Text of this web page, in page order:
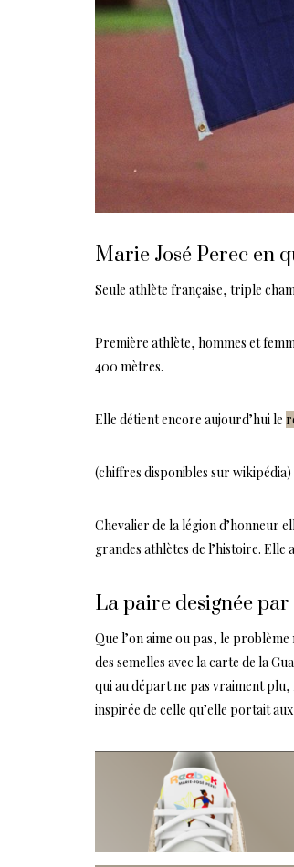
Marie José Perec en
Seule athlète française, triple
Première athlète, hommes et
400 mètres.
Elle détient encore aujourd’hui le
(chiffres disponibles sur wikipédia)
Chevalier de la légion d’honneur
grandes athlètes de l’histoire. Elle
La paire designée
Que l’on aime ou pas, le
des semelles avec la carte de la
qui au départ ne pas vraiment
inspirée de celle qu’elle portait